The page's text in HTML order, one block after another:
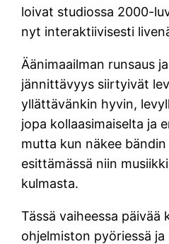
loivat studiossa 2000-
nyt interaktiivisesti
Äänimaailman runsaus
jännittävyys siirtyivät
yllättävänkin hyvin,
jopa kollaasimaiselta ja
mutta kun näkee bändin
esittämässä niin
kulmasta.
Tässä vaiheessa päivää
ohjelmiston pyöriessä